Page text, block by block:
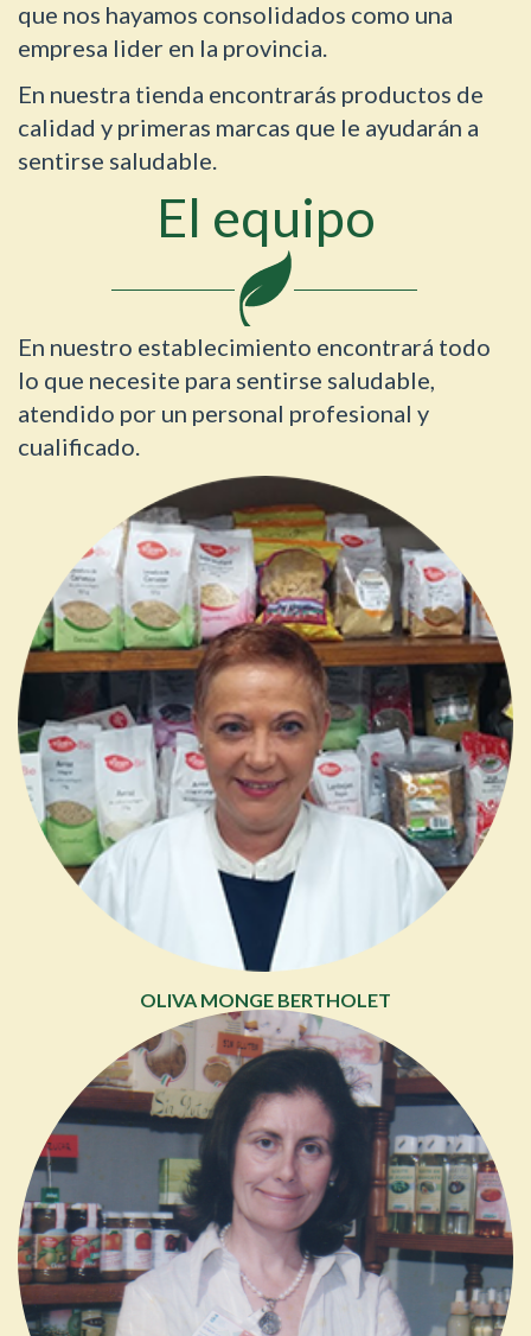
que nos hayamos consolidados como una
empresa lider en la provincia.
En nuestra tienda encontrarás productos de
calidad y primeras marcas que le ayudarán a
sentirse saludable.
El equipo
En nuestro establecimiento encontrará todo
lo que necesite para sentirse saludable,
atendido por un personal profesional y
cualificado.
OLIVA MONGE BERTHOLET